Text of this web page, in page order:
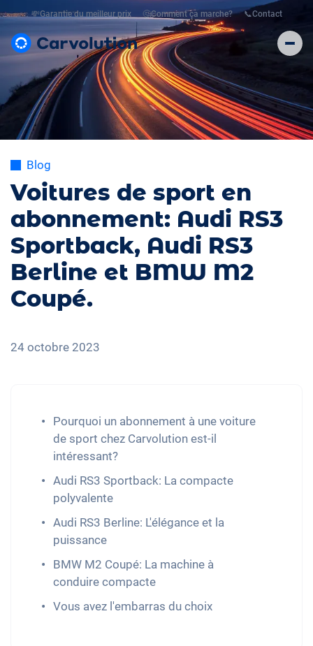
💸Garantie du meilleur prix 🤔Comment ça marche? 📞Contact
Blog
Voitures de sport en
abonnement: Audi RS3
Sportback, Audi RS3
Berline et BMW M2
Coupé.
24 octobre 2023
Pourquoi un abonnement à une voiture
de sport chez Carvolution est-il
intéressant?
Audi RS3 Sportback: La compacte
polyvalente
Audi RS3 Berline: L'élégance et la
puissance
BMW M2 Coupé: La machine à
conduire compacte
Vous avez l'embarras du choix